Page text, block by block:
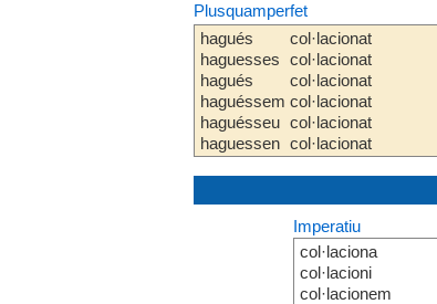
Plusquamperfet
hagués
haguesses
hagués
haguéssem
haguésseu
haguessen
col·lacionat
col·lacionat
col·lacionat
col·lacionat
col·lacionat
col·lacionat
Imperatiu
col·laciona
col·lacioni
col·lacionem